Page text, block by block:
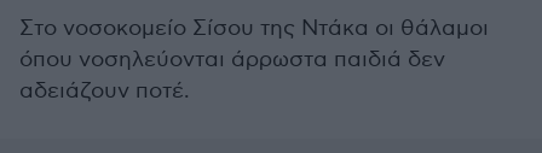
Στο νοσοκομείο Σίσου της Ντάκα οι θάλαμοι
όπου νοσηλεύονται άρρωστα παιδιά δεν
αδειάζουν ποτέ.